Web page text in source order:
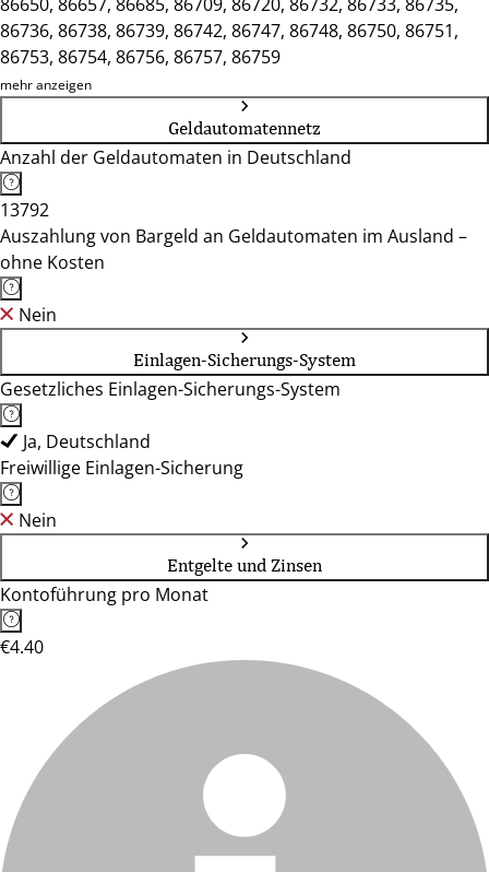
86736, 86738, 86739, 86742, 86747, 86748, 86750, 86751,
86753, 86754, 86756, 86757, 86759
mehr anzeigen
Geldautomatennetz
Anzahl der Geldautomaten in Deutschland
13792
Auszahlung von Bargeld an Geldautomaten im Ausland –
ohne Kosten
Nein
Einlagen-Sicherungs-System
Gesetzliches Einlagen-Sicherungs-System
Ja, Deutschland
Freiwillige Einlagen-Sicherung
Nein
Entgelte und Zinsen
Kontoführung pro Monat
€4.40